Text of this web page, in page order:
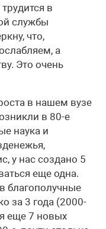
в
службы
что,
а
Это очень
в нашем вузе
в 80-е
наука и
у нас создано 5
еще одна.
благополучные
за 3 года (2000-
еще 7 новых